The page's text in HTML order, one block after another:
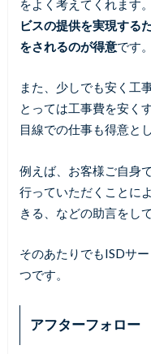
をよく考えてくれます。
ビスの提供を実現する
をされるのが得意です。
また、少しでも安く工
とっては工事費を安く
目線での仕事も得意と
例えば、お客様ご自身
行っていただくことに
きる、などの助言をし
そのあたりでもISDサ
つです。
アフターフォロー